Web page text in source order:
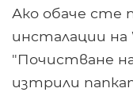
Ако обаче сте
инсталации на
"Почистване
изтрили